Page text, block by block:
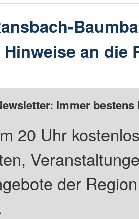
Hinweise an die
Immer
20 Uhr
der